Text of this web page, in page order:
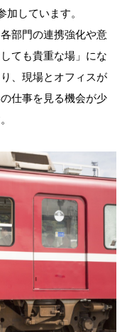
しています。
部門の連携強化や意
ても貴重な場」にな
、現場とオフィスが
仕事を見る機会が少